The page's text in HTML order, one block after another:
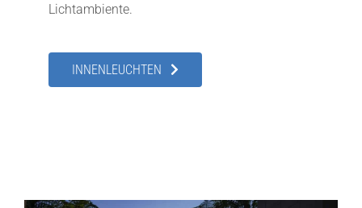
Lichtambiente.
INNENLEUCHTEN